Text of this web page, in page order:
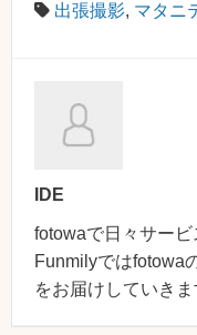
出張撮影, マタニ
IDE
fotowaで日々サービ
Funmilyではfotowa
をお届けしていきま